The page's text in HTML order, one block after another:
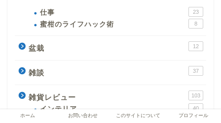
仕事 23
蜜柑のライフハック術 8
盆栽 12
雑談 37
雑貨レビュー 103
インテリア 40
キッチン便利グッズ
ホーム お問い合わせ このサイトについて プロフィール